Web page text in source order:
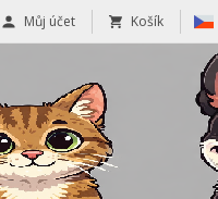
Můj účet Košík